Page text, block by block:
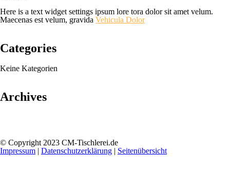
Here is a text widget settings ipsum lore tora dolor sit amet velum.
Maecenas est velum, gravida Vehicula Dolor
Categories
Keine Kategorien
Archives
© Copyright 2023 CM-Tischlerei.de
Impressum | Datenschutzerklärung | Seitenübersicht